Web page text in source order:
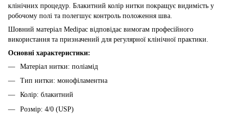
клінічних процедур. Блакитний колір нитки покращує видимість у
робочому полі та полегшує контроль положення шва.
Шовний матеріал Medipac відповідає вимогам професійного
використання та призначений для регулярної клінічної практики.
Основні характеристики:
Матеріал нитки: поліамід
Тип нитки: монофіламентна
Колір: блакитний
Розмір: 4/0 (USP)